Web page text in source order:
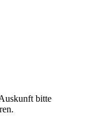
bitte